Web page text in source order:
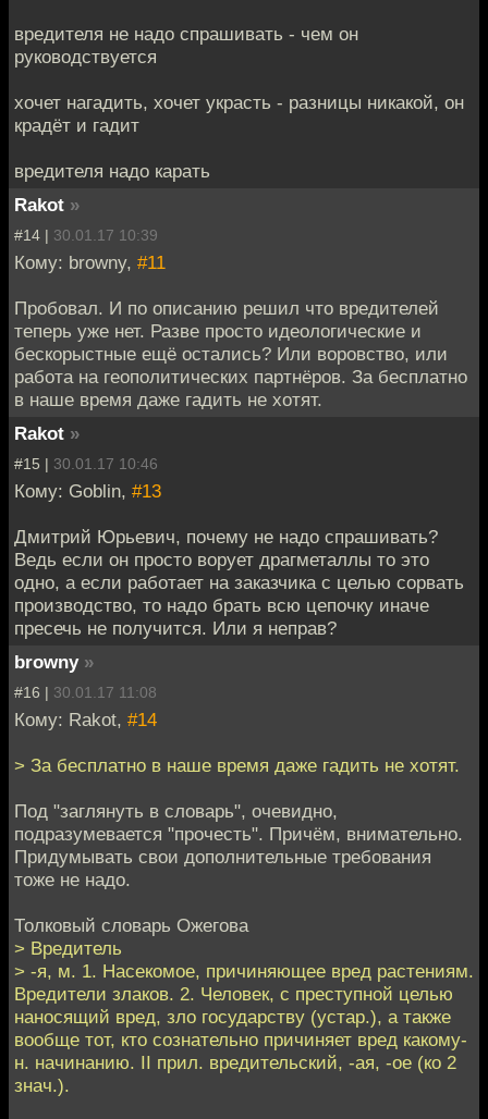
вредителя не надо спрашивать - чем он
руководствуется
хочет нагадить, хочет украсть - разницы никакой, он
крадёт и гадит
вредителя надо карать
Rakot »
#14 | 30.01.17 10:39
Кому: browny, #11
Пробовал. И по описанию решил что вредителей
теперь уже нет. Разве просто идеологические и
бескорыстные ещё остались? Или воровство, или
работа на геополитических партнёров. За бесплатно
в наше время даже гадить не хотят.
Rakot »
#15 | 30.01.17 10:46
Кому: Goblin, #13
Дмитрий Юрьевич, почему не надо спрашивать?
Ведь если он просто ворует драгметаллы то это
одно, а если работает на заказчика с целью сорвать
производство, то надо брать всю цепочку иначе
пресечь не получится. Или я неправ?
browny »
#16 | 30.01.17 11:08
Кому: Rakot, #14
> За бесплатно в наше время даже гадить не хотят.
Под "заглянуть в словарь", очевидно,
подразумевается "прочесть". Причём, внимательно.
Придумывать свои дополнительные требования
тоже не надо.
Толковый словарь Ожегова
> Вредитель
> -я, м. 1. Насекомое, причиняющее вред растениям.
Вредители злаков. 2. Человек, с преступной целью
наносящий вред, зло государству (устар.), а также
вообще тот, кто сознательно причиняет вред какому-
н. начинанию. II прил. вредительский, -ая, -ое (ко 2
знач.).